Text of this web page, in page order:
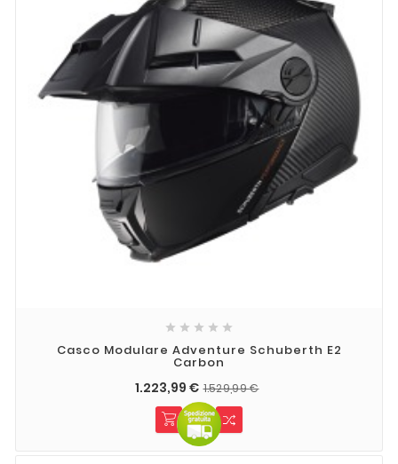
    
Casco Modulare Adventure Schuberth E2
Carbon
1.223,99 € 1.529,99 €